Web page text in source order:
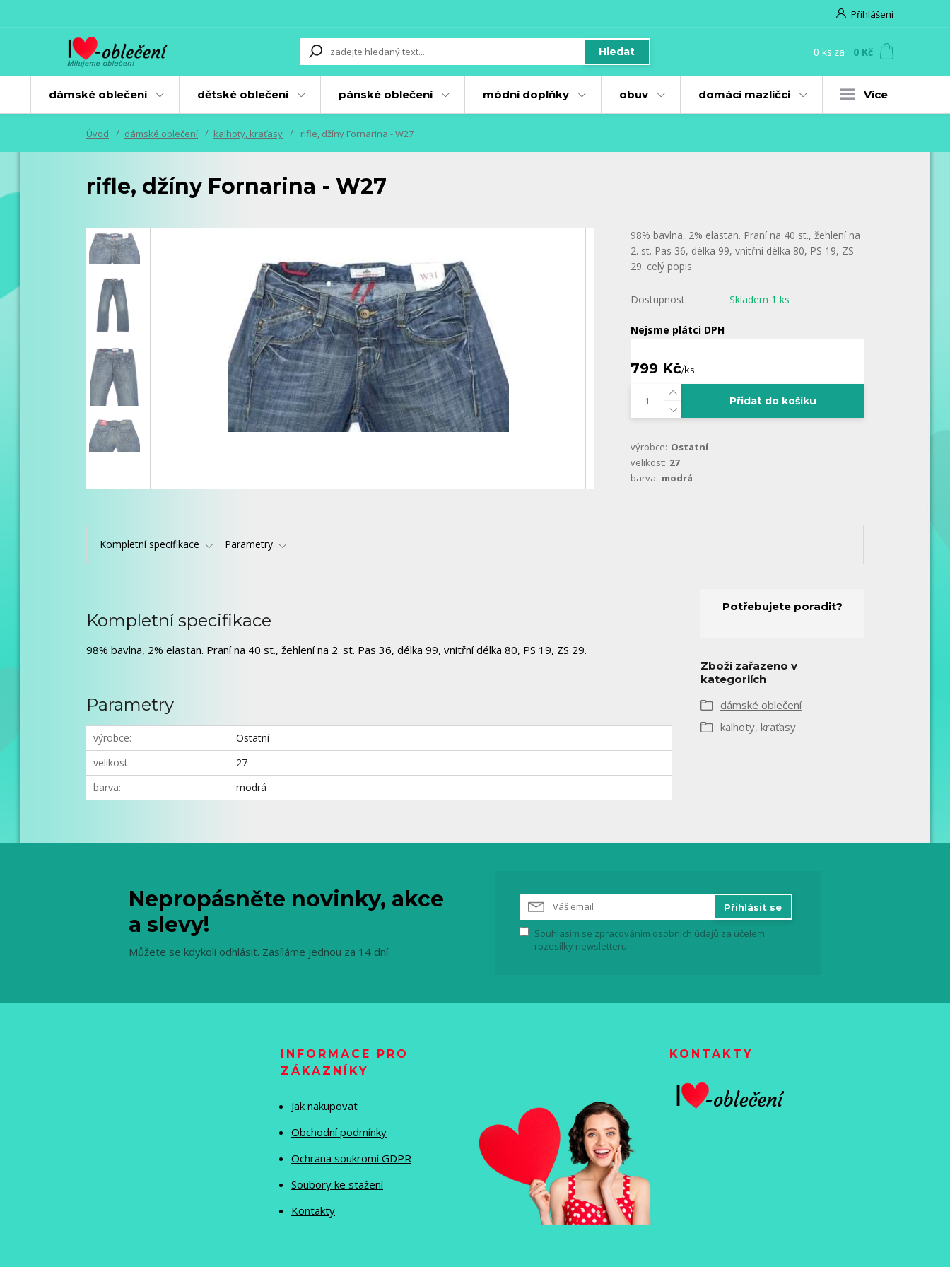
Přihlášení
Hledat 0 ks za 0 Kč
dámské oblečení dětské oblečení pánské oblečení módní doplňky obuv domácí mazlíčci Více
Úvod dámské oblečení kalhoty, kraťasy rifle, džíny Fornarina - W27
rifle, džíny Fornarina - W27
98% bavlna, 2% elastan. Praní na 40 st., žehlení na
2. st. Pas 36, délka 99, vnitřní délka 80, PS 19, ZS
29. celý popis
Dostupnost Skladem 1 ks
Nejsme plátci DPH
799 Kč/ks
Přidat do košíku
výrobce: Ostatní
velikost: 27
barva: modrá
Kompletní specifikace Parametry
Kompletní specifikace
98% bavlna, 2% elastan. Praní na 40 st., žehlení na 2. st. Pas 36, délka 99, vnitřní délka 80, PS 19, ZS 29.
Parametry
výrobce
Ostatní
velikost
27
barva
modrá
Potřebujete poradit?
Zboží zařazeno v
kategoriích
dámské oblečení
kalhoty, kraťasy
Nepropásněte novinky, akce
a slevy!
Můžete se kdykoli odhlásit. Zasíláme jednou za 14 dní.
Přihlásit se
Souhlasím se zpracováním osobních údajů za účelem
rozesílky newsletteru.
INFORMACE PRO
ZÁKAZNÍKY
Jak nakupovat
Obchodní podmínky
Ochrana soukromí GDPR
Soubory ke stažení
Kontakty
KONTAKTY